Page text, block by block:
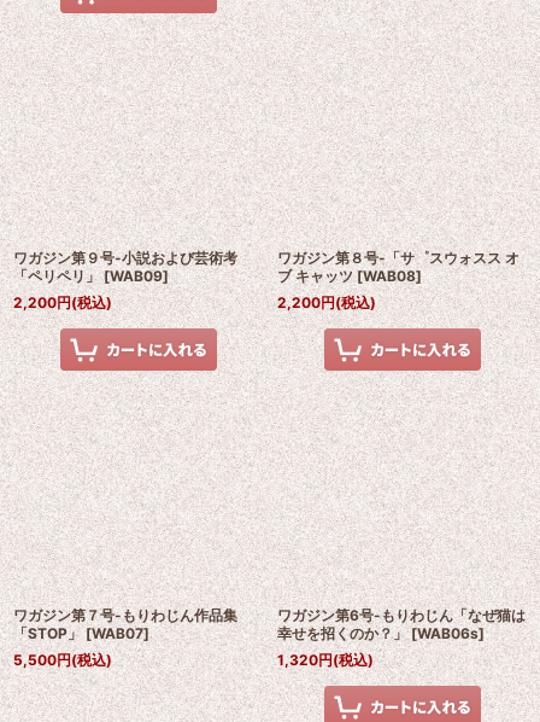
ワガジン第９号-小説および芸術考
「ペリペリ」 [WAB09]
2,200円(税込)
ワガジン第８号-「サ゜スウォスス オ
ブ キャッツ [WAB08]
2,200円(税込)
ワガジン第７号-もりわじん作品集
「STOP」 [WAB07]
5,500円(税込)
ワガジン第6号-もりわじん「なぜ猫は
幸せを招くのか？」 [WAB06s]
1,320円(税込)